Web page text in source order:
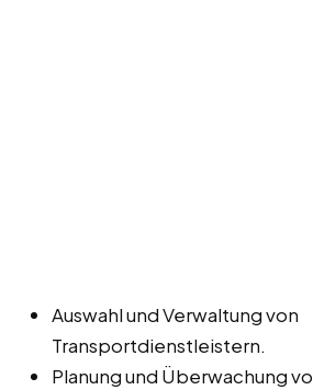
Auswahl und Verwaltung von
Transportdienstleistern.
Planung und Überwachung